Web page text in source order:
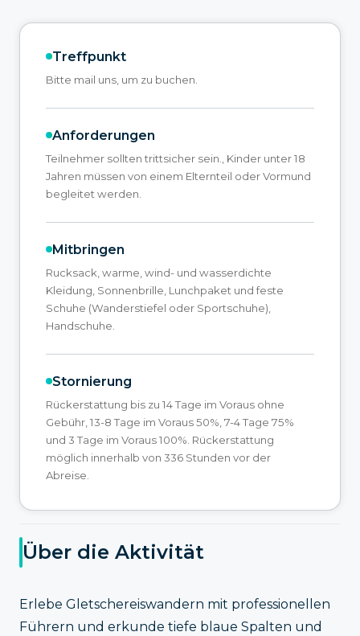
Treffpunkt
Bitte mail uns, um zu buchen.
Anforderungen
Teilnehmer sollten trittsicher sein., Kinder unter 18
Jahren müssen von einem Elternteil oder Vormund
begleitet werden.
Mitbringen
Rucksack, warme, wind- und wasserdichte
Kleidung, Sonnenbrille, Lunchpaket und feste
Schuhe (Wanderstiefel oder Sportschuhe),
Handschuhe.
Stornierung
Rückerstattung bis zu 14 Tage im Voraus ohne
Gebühr, 13-8 Tage im Voraus 50%, 7-4 Tage 75%
und 3 Tage im Voraus 100%. Rückerstattung
möglich innerhalb von 336 Stunden vor der
Abreise.
Über die Aktivität
Erlebe Gletschereiswandern mit professionellen
Führern und erkunde tiefe blaue Spalten und